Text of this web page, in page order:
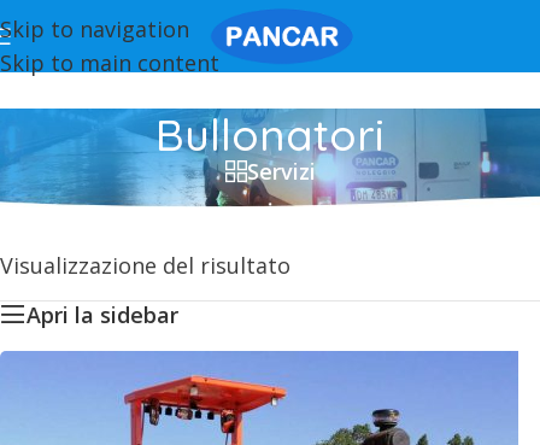
Skip to navigation
Skip to main content
Bullonatori
Servizi
Visualizzazione del risultato
Apri la sidebar